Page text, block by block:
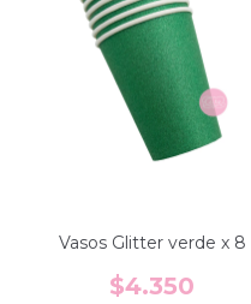
Vasos Glitter verde x 8
$4.350